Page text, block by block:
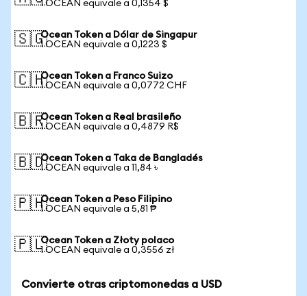
1 OCEAN equivale a 0,1354 $
🇸🇬Ocean Token a Dólar de Singapur
1 OCEAN equivale a 0,1223 $
🇨🇭Ocean Token a Franco Suizo
1 OCEAN equivale a 0,0772 CHF
🇧🇷Ocean Token a Real brasileño
1 OCEAN equivale a 0,4879 R$
🇧🇩Ocean Token a Taka de Bangladés
1 OCEAN equivale a 11,84 ৳
🇵🇭Ocean Token a Peso Filipino
1 OCEAN equivale a 5,81 ₱
🇵🇱Ocean Token a Złoty polaco
1 OCEAN equivale a 0,3556 zł
Convierte otras criptomonedas a USD